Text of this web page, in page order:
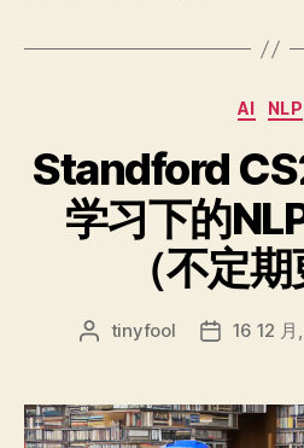
分
AI NLP
Standford
学习下的
（不定期
文
者
tinyfool
发
期
16 12